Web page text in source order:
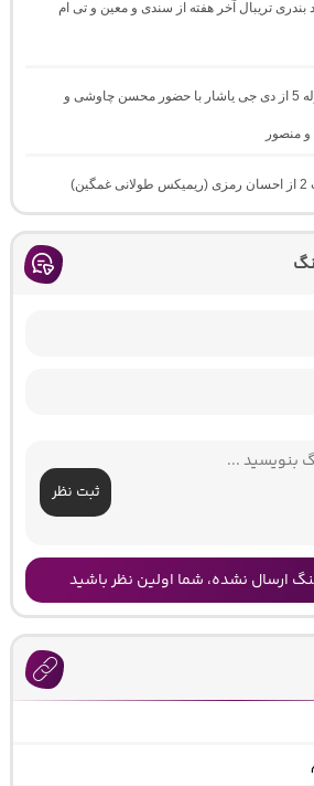
بندری تریبال آخر هفته از سندی و معین و تی ام
دانلود آهنگ ریمیکس زلزله 5 از دی جی یاشار با حضور محسن چاوشی و
و منصور
ثبت نظر
ارسال نشده، شما اولین نظر باشید